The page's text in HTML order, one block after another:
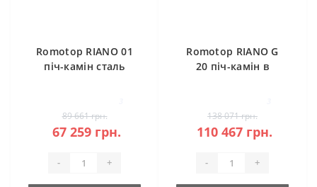
Romotop RIANO 01
піч-камін сталь
89 661 грн.
67 259 грн.
- +
Romotop RIANO G
20 піч-камін в
138 071 грн.
110 467 грн.
- +